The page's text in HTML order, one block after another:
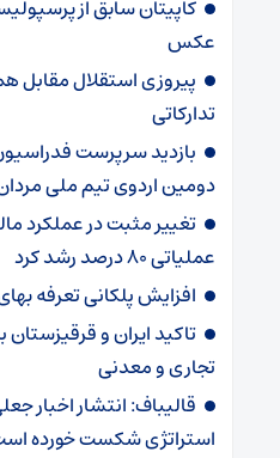
کاپیتان سابق از
عکس
پیروزی استقلال مقابل
تدارکاتی
بازدید سرپرست
دومین اردوی تیم ملی
تغییر مثبت در عملکرد
عملیاتی ۸۰ درصد رشد کرد
افزایش پلکانی تعرفه
تاکید ایران و
تجاری و معدنی
قالیباف: انتشار اخبار
استراتژی شکست خورده